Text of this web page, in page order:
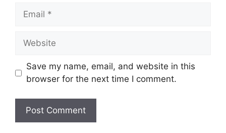
Email
Website
Save my name, email, and website in this
browser for the next time I comment.